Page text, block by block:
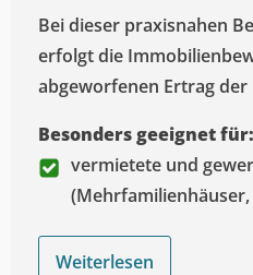
Bei dieser praxisnahen
erfolgt die
abgeworfenen Ertrag
Besonders geeignet für:
vermietete und
(Mehrfamilienhäuser,
Weiterlesen